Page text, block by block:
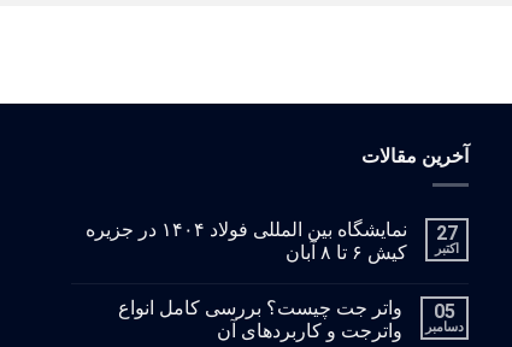
آخرین مقالات
27
اکتبر
نمایشگاه بین المللی فولاد ۱۴۰۴ در جزیره
کیش ۶ تا ۸ آبان
05
دسامبر
واتر جت چیست؟ بررسی کامل انواع
واترجت و کاربردهای آن